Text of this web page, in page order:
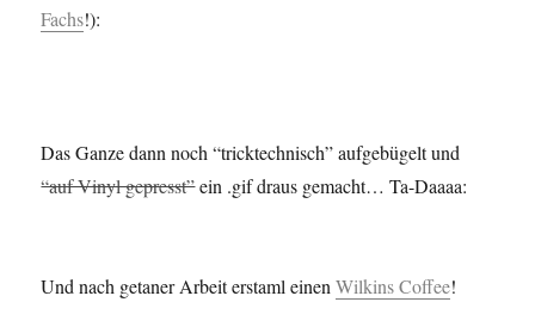
Fachs!):
Das Ganze dann noch “tricktechnisch” aufgebügelt und
“auf Vinyl gepresst”ein .gif draus gemacht… Ta-Daaaa:
Und nach getaner Arbeit erstaml einenWilkins Coffee!